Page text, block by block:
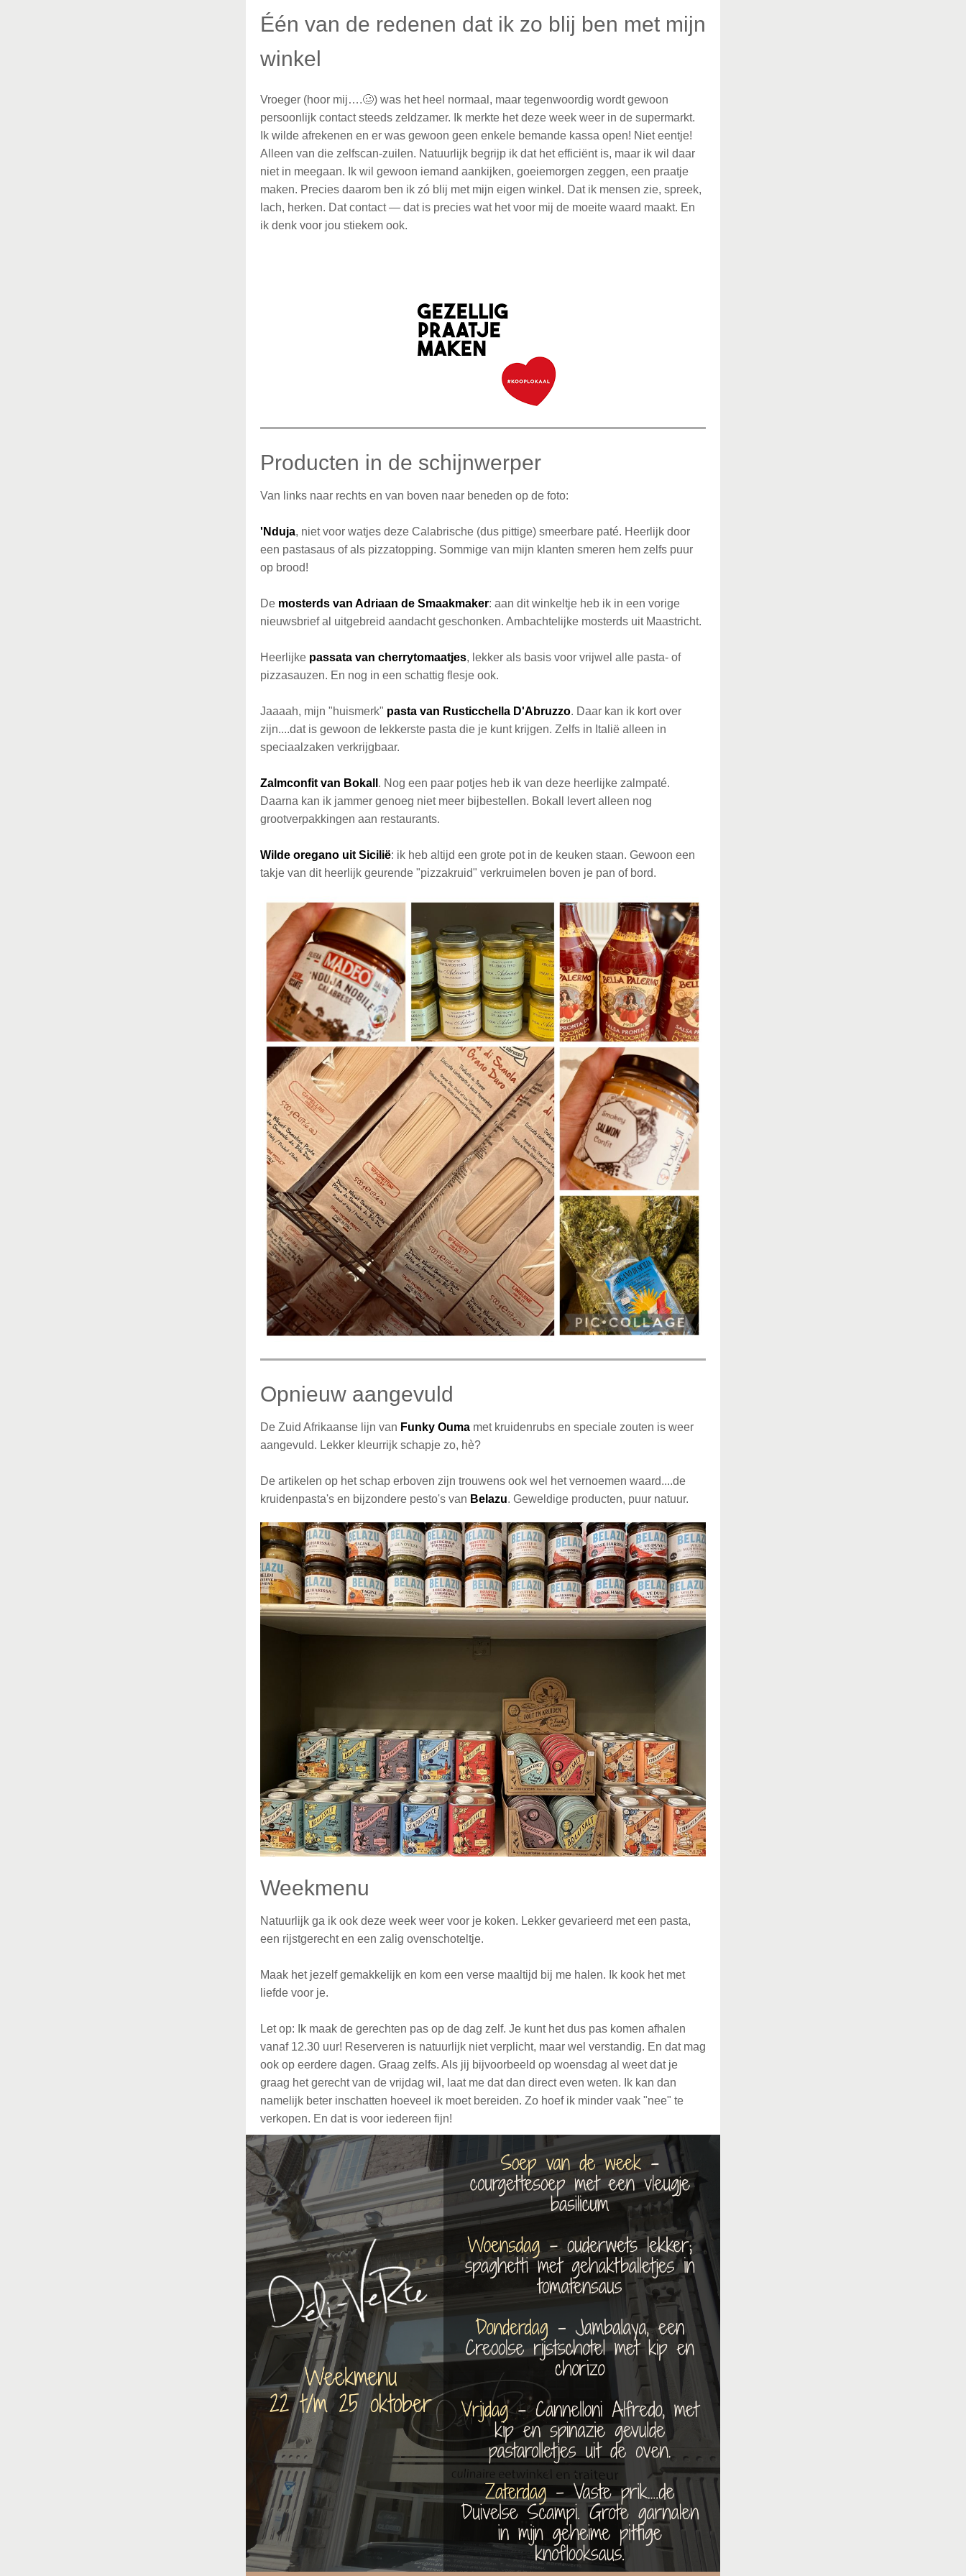
Één van de redenen dat ik zo blij ben met mijn
winkel
Vroeger (hoor mij….🥴) was het heel normaal, maar tegenwoordig wordt gewoon
persoonlijk contact steeds zeldzamer. Ik merkte het deze week weer in de supermarkt.
Ik wilde afrekenen en er was gewoon geen enkele bemande kassa open! Niet eentje!
Alleen van die zelfscan-zuilen. Natuurlijk begrijp ik dat het efficiënt is, maar ik wil daar
niet in meegaan. Ik wil gewoon iemand aankijken, goeiemorgen zeggen, een praatje
maken. Precies daarom ben ik zó blij met mijn eigen winkel. Dat ik mensen zie, spreek,
lach, herken. Dat contact — dat is precies wat het voor mij de moeite waard maakt. En
ik denk voor jou stiekem ook.
Producten in de schijnwerper
Van links naar rechts en van boven naar beneden op de foto:
'Nduja, niet voor watjes deze Calabrische (dus pittige) smeerbare paté. Heerlijk door
een pastasaus of als pizzatopping. Sommige van mijn klanten smeren hem zelfs puur
op brood!
De mosterds van Adriaan de Smaakmaker: aan dit winkeltje heb ik in een vorige
nieuwsbrief al uitgebreid aandacht geschonken. Ambachtelijke mosterds uit Maastricht.
Heerlijke passata van cherrytomaatjes, lekker als basis voor vrijwel alle pasta- of
pizzasauzen. En nog in een schattig flesje ook.
Jaaaah, mijn "huismerk" pasta van Rusticchella D'Abruzzo. Daar kan ik kort over
zijn....dat is gewoon de lekkerste pasta die je kunt krijgen. Zelfs in Italië alleen in
speciaalzaken verkrijgbaar.
Zalmconfit van Bokall . Nog een paar potjes heb ik van deze heerlijke zalmpaté.
Daarna kan ik jammer genoeg niet meer bijbestellen. Bokall levert alleen nog
grootverpakkingen aan restaurants.
Wilde oregano uit Sicilië: ik heb altijd een grote pot in de keuken staan. Gewoon een
takje van dit heerlijk geurende "pizzakruid" verkruimelen boven je pan of bord.
Opnieuw aangevuld
De Zuid Afrikaanse lijn van Funky Ouma met kruidenrubs en speciale zouten is weer
aangevuld. Lekker kleurrijk schapje zo, hè?
De artikelen op het schap erboven zijn trouwens ook wel het vernoemen waard....de
kruidenpasta's en bijzondere pesto's van Belazu. Geweldige producten, puur natuur.
Weekmenu
Natuurlijk ga ik ook deze week weer voor je koken. Lekker gevarieerd met een pasta,
een rijstgerecht en een zalig ovenschoteltje.
Maak het jezelf gemakkelijk en kom een verse maaltijd bij me halen. Ik kook het met
liefde voor je.
Let op: Ik maak de gerechten pas op de dag zelf. Je kunt het dus pas komen afhalen
vanaf 12.30 uur! Reserveren is natuurlijk niet verplicht, maar wel verstandig. En dat mag
ook op eerdere dagen. Graag zelfs. Als jij bijvoorbeeld op woensdag al weet dat je
graag het gerecht van de vrijdag wil, laat me dat dan direct even weten. Ik kan dan
namelijk beter inschatten hoeveel ik moet bereiden. Zo hoef ik minder vaak "nee" te
verkopen. En dat is voor iedereen fijn!